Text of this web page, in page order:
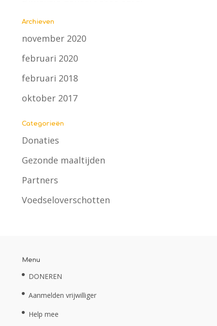
Archieven
november 2020
februari 2020
februari 2018
oktober 2017
Categorieën
Donaties
Gezonde maaltijden
Partners
Voedseloverschotten
Menu
DONEREN
Aanmelden vrijwilliger
Help mee